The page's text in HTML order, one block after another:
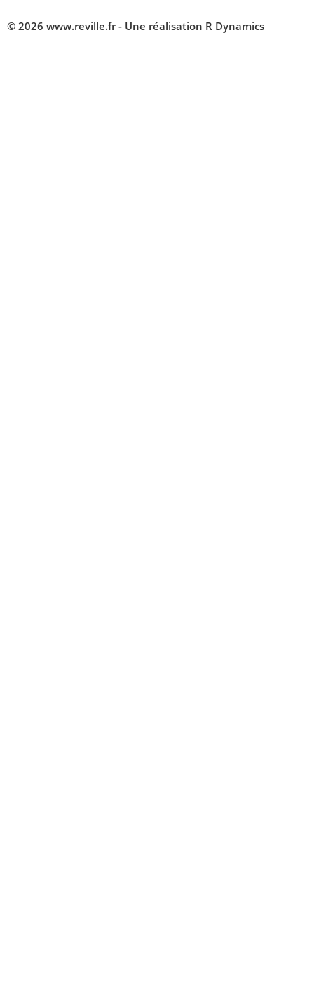
© 2026 www.reville.fr - Une réalisation R Dynamics